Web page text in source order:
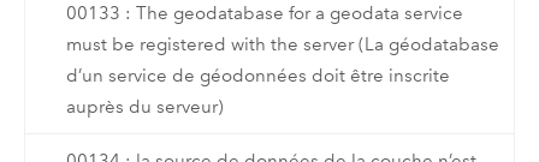
00133 : The geodatabase for a geodata service
must be registered with the server (La géodatabase
d’un service de géodonnées doit être inscrite
auprès du serveur)